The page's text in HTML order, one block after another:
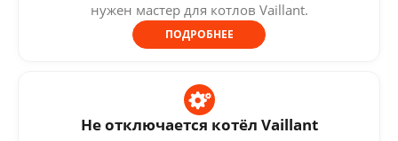
нужен мастер для котлов Vaillant.
ПОДРОБНЕЕ
Не отключается котёл Vaillant